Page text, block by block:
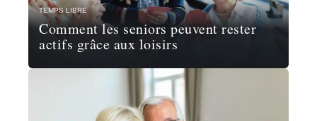
TEMPS LIBRE
Comment les seniors peuvent rester
actifs grâce aux loisirs